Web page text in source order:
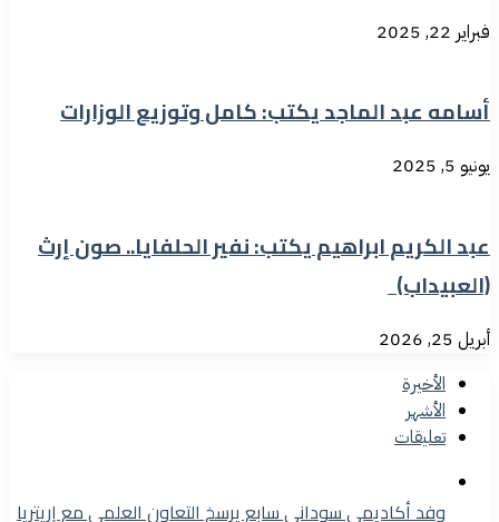
فبراير 22, 2025
أسامه عبد الماجد يكتب: كامل وتوزيع الوزارات
يونيو 5, 2025
عبد الكريم ابراهيم يكتب: نفير الحلفايا.. صون إرث
(العبيداب)
أبريل 25, 2026
الأخيرة
الأشهر
تعليقات
وفد أكاديمي سوداني سابع يرسخ التعاون العلمي مع إريتريا